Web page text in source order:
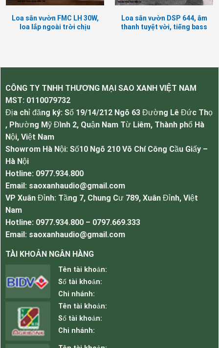
Loa sân vườn OBT-1801E nghe nhạc hay, kiểu dáng
độc đáo, giá rẻ
Ưu điểm nổi bật của loa OBT-1801E.
Kiểu dáng gọn nhẹ, đẹp mắt
Giá rẻ dễ đầu tư lắp đặt
Trở kháng hoạt động 70-100v
Chống nước, chống bụi bẩn, thời tiết ngoài trời
tuyệt đối
Thông số kỹ thuật của loa OBT-1801E.
Loa sân vườn FMC LH 30W,
loa lắp ngoài trời chịu
Loa sân vườn DSP 644, âm
thanh tuyệt vời, tiếng bass
CÔNG TY TNHH THƯƠNG MẠI SAO XANH VIỆT NAM
MST: 0110079732
Địa chỉ đăng ký: Số 19/14/212 Ngõ 63 Đường Lê Đức Thọ
, Phường Mỹ Đình 2, Quận Nam Từ Liêm, Thành phố Hà
Nội, Việt Nam
Showrom Hà Nội: Số10 Ngõ 210 Võ Chí Công Cầu Giấy –
Hà Nội
Hotline: 0977.934.800
Email: saoxanhaudio@gmail.com
VP Xuân Đỉnh: Tầng 7, Chung Cư 789, Xuân Đỉnh, Việt
Nam
Hotline: 0977.934.800 – 0797.669.333
Email: saoxanhaudio@gmail.com
TÀI KHOẢN NGÂN HÀNG
Tên tài khoản:
Số tài khoản:
Chi nhánh:
Tên tài khoản:
Số tài khoản:
Chi nhánh: